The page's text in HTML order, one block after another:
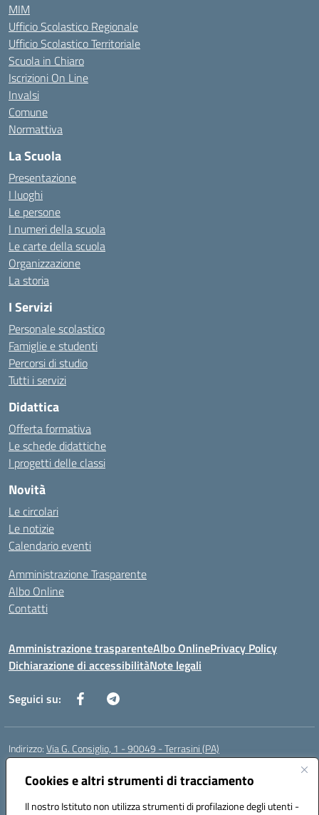
Cookies e altri strumenti di tracciamento
Il nostro Istituto non utilizza strumenti di profilazione degli utenti -
MIM
Ufficio Scolastico Regionale
Ufficio Scolastico Territoriale
Scuola in Chiaro
Iscrizioni On Line
Invalsi
Comune
Normattiva
La Scuola
Presentazione
I luoghi
Le persone
I numeri della scuola
Le carte della scuola
Organizzazione
La storia
I Servizi
Personale scolastico
Famiglie e studenti
Percorsi di studio
Tutti i servizi
Didattica
Offerta formativa
Le schede didattiche
I progetti delle classi
Novità
Le circolari
Le notizie
Calendario eventi
Amministrazione Trasparente
Albo Online
Contatti
Amministrazione trasparenteAlbo OnlinePrivacy Policy
Dichiarazione di accessibilitàNote legali
Seguici su:
Indirizzo:Via G. Consiglio, 1 - 90049 - Terrasini (PA)
Centralino:
Posta elettronica certificata (PEC):paic88700d@pec.istruzione.it
Codice fiscale: 80025710825